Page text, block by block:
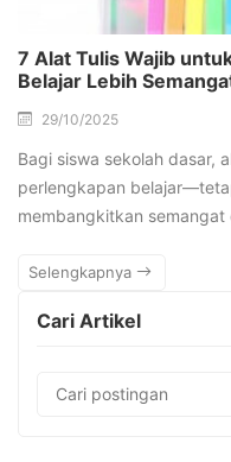
7 Alat Tulis Wajib
Belajar Lebih
29/10/2025
Bagi siswa sekolah dasar,
perlengkapan
membangkitkan semangat
Selengkapnya
Cari Artikel